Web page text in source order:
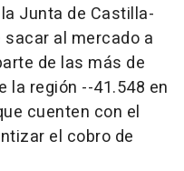
Junta de Castilla-
al mercado a
de las más de
la región --41.548 en
cuenten con el
el cobro de